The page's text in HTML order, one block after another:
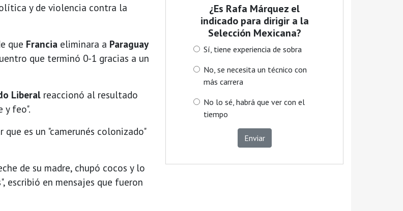
y de violencia contra la
que Francia eliminara a Paraguay
que terminó 0-1 gracias a un
Liberal reaccionó al resultado
y feo".
es un "camerunés colonizado"
de su madre, chupó cocos y lo
escribió en mensajes que fueron
¿Es Rafa Márquez el
indicado para dirigir a la
Selección Mexicana?
Sí, tiene experiencia de sobra
No, se necesita un técnico con
más carrera
No lo sé, habrá que ver con el
tiempo
Enviar